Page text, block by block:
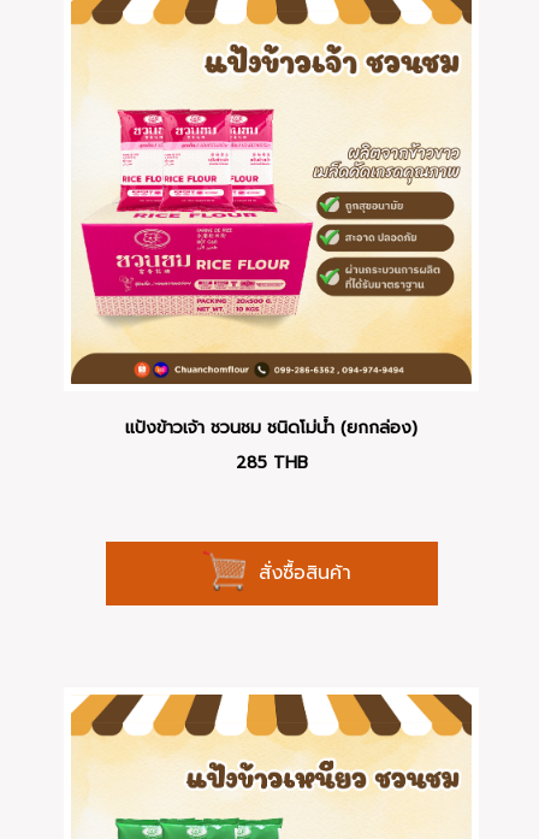
แป้งข้าวเจ้า ชวนชม ชนิดโม่น้ำ (ยกกล่อง)
285 THB
สั่งซื้อสินค้า